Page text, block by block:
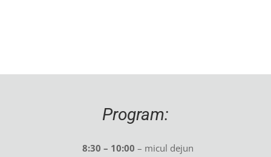
Program:
8:30 – 10:00 – micul dejun